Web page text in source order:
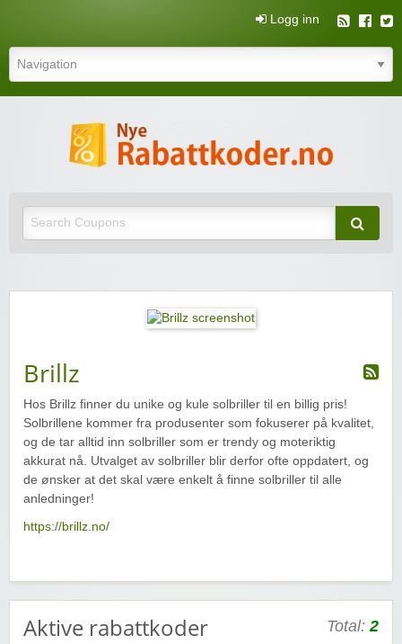
Logg inn
Brillz
Hos Brillz finner du unike og kule solbriller til en billig pris!
Solbrillene kommer fra produsenter som fokuserer på kvalitet,
og de tar alltid inn solbriller som er trendy og moteriktig
akkurat nå. Utvalget av solbriller blir derfor ofte oppdatert, og
de ønsker at det skal være enkelt å finne solbriller til alle
anledninger!
https://brillz.no/
Aktive rabattkoder Total:2